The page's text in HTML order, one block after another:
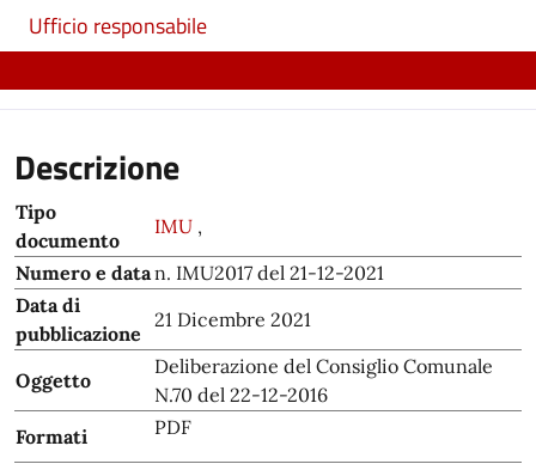
Ufficio responsabile
Descrizione
Tipo
documento
IMU ,
Numero e datan. IMU2017 del 21-12-2021
Data di
pubblicazione
21 Dicembre 2021
Oggetto
Deliberazione del Consiglio Comunale
N.70 del 22-12-2016
Formati
PDF